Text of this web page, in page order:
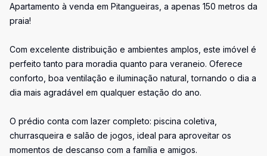
Apartamento à venda em Pitangueiras, a apenas 150 metros da
praia!
Com excelente distribuição e ambientes amplos, este imóvel é
perfeito tanto para moradia quanto para veraneio. Oferece
conforto, boa ventilação e iluminação natural, tornando o dia a
dia mais agradável em qualquer estação do ano.
O prédio conta com lazer completo: piscina coletiva,
churrasqueira e salão de jogos, ideal para aproveitar os
momentos de descanso com a família e amigos.